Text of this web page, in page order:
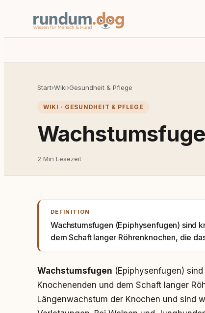
Start›Wiki›Gesundheit & Pflege
WIKI · GESUNDHEIT & PFLEGE
2 Min Lesezeit
DEFINITION
Wachstumsfugen (Epiphysenfugen) sind
dem Schaft langer Röhrenknochen, die
Wachstumsfugen (Epiphysenfugen)
Knochenenden und dem Schaft langer
Längenwachstum der Knochen und sind